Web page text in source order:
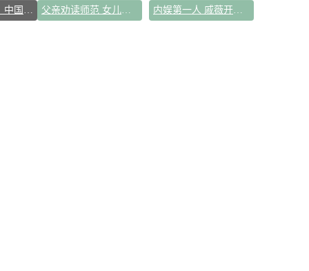
打破国外垄断！中国重磅科技集中上新 父亲劝读师范 女儿偏要考北大 内娱第一人 戚薇开放形象AI授权